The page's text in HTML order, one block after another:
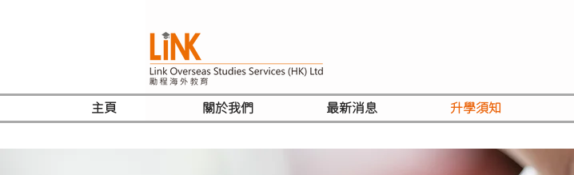
主頁 關於我們 最新消息 升學須知